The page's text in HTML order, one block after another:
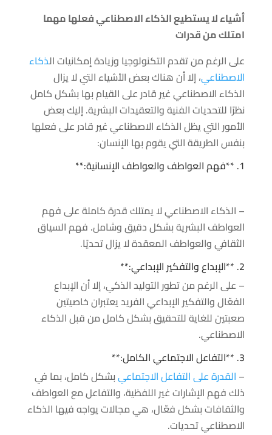
أشياء لا يستطيع الذكاء الاصطناعي فعلها مهما
امتلك من قدرات
على الرغم من تقدم التكنولوجيا وزيادة إمكانيات الذكاء
الاصطناعي، إلا أن هناك بعض الأشياء التي لا يزال
الذكاء الاصطناعي غير قادر على القيام بها بشكل كامل
نظرًا للتحديات الفنية والتعقيدات البشرية. إليك بعض
الأمور التي يظل الذكاء الاصطناعي غير قادر على فعلها
بنفس الطريقة التي يقوم بها الإنسان:
1. **فهم العواطف والعواطف الإنسانية:**
– الذكاء الاصطناعي لا يمتلك قدرة كاملة على فهم
العواطف البشرية بشكل دقيق وشامل. فهم السياق
الثقافي والعواطف المعقدة لا يزال تحديًا.
2. **الإبداع والتفكير الإبداعي:**
– على الرغم من تطور التوليد الذكي، إلا أن الإبداع
الفعّال والتفكير الإبداعي الفريد يعتبران خاصيتين
صعبتين للغاية للتحقيق بشكل كامل من قبل الذكاء
الاصطناعي.
3. **التفاعل الاجتماعي الكامل:**
– القدرة على التفاعل الاجتماعيبشكل كامل، بما في
ذلك فهم الإشارات غير اللفظية، والتفاعل مع العواطف
والثقافات بشكل فعّال، هي مجالات يواجه فيها الذكاء
الاصطناعي تحديات.